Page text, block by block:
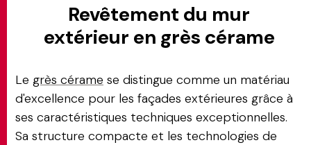
Revêtement du mur
extérieur en grès cérame
Le grès cérame se distingue comme un matériau
d'excellence pour les façades extérieures grâce à
ses caractéristiques techniques exceptionnelles.
Sa structure compacte et les technologies de